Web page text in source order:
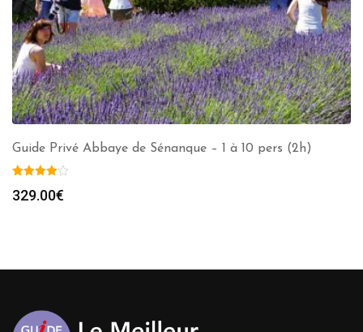
Guide Privé Abbaye de Sénanque – 1 à 10 pers (2h)
329.00€